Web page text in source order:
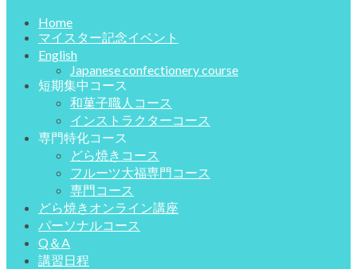
Home
マイスター記念イベント
English
Japanese confectionery course
短期集中コース
和菓子職人コース
インストラクターコース
専門特化コース
どら焼きコース
フルーツ大福専門コース
専門コース
どら焼きオンライン講座
パーソナルコース
Q＆A
講習日程